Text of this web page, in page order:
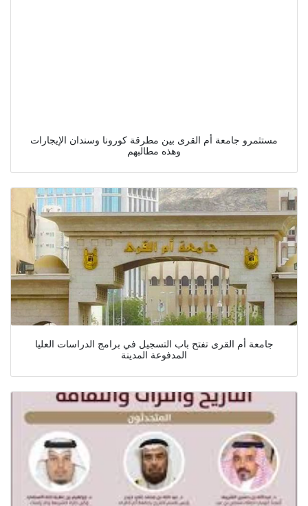
مستثمرو جامعة أم القرى بين مطرقة كورونا وسندان الإيجارات
وهذه مطالبهم
جامعة أم القرى تفتح باب التسجيل في برامج الدراسات العليا
المدفوعة المدينة